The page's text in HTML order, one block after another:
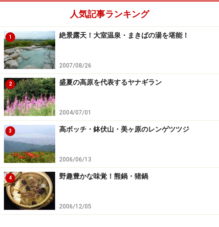
人気記事ランキング
1 絶景露天！大室温泉・まきばの湯を堪能！
2007/08/26
2 盛夏の高原を代表するヤナギラン
2004/07/01
3 高ボッチ・鉢伏山・美ヶ原のレンゲツツジ
2006/06/13
4 野趣豊かな味覚！熊鍋・猪鍋
2006/12/05